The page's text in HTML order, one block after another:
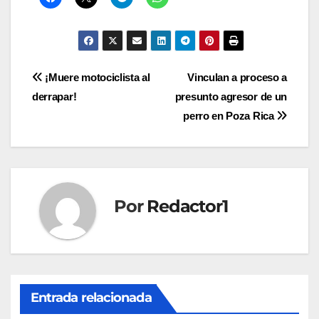
Navegación
de
entradas
Vinculan a proceso a
presunto agresor de un
perro en Poza Rica
¡Muere motociclista al
derrapar!
Por Redactor1
Entrada relacionada